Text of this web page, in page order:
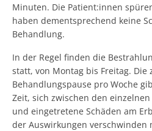
Minuten. Die Patient:innen
haben dementsprechend keine
Behandlung.
In der Regel finden die
statt, von Montag bis Freitag. Die
Behandlungspause pro Woche
Zeit, sich zwischen den
und eingetretene Schäden am
der Auswirkungen verschwinden